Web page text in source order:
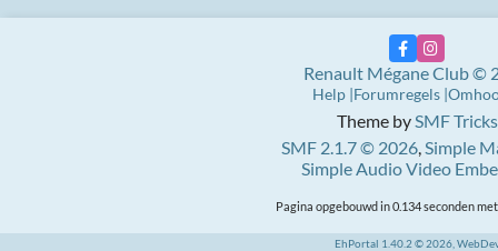
Theme bySMF Tricks
SMF 2.1.7 © 2026,Simple
Simple Audio Video
Renault Mégane Club ©
Help Forumregels
Pagina opgebouwd in 0.134 seconden
EhPortal 1.40.2 © 2026,